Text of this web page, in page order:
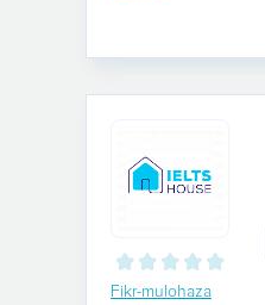
Fikr-mulohaza